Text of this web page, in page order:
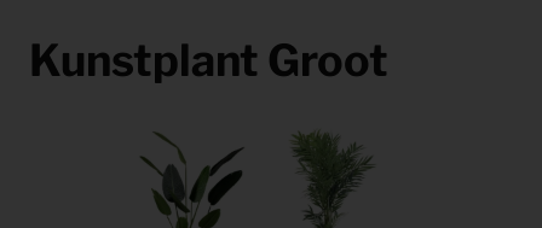
Kunstplant Groot